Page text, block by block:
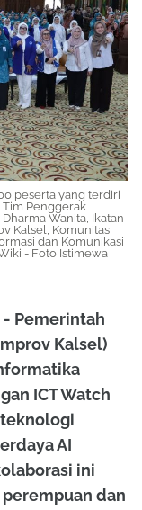
peserta yang terdiri
Penggerak
Wanita, Ikatan
Kalsel, Komunitas
dan Komunikasi
- Foto Istimewa
- Pemerintah
Kalsel)
ICT Watch
AI
ini
dan